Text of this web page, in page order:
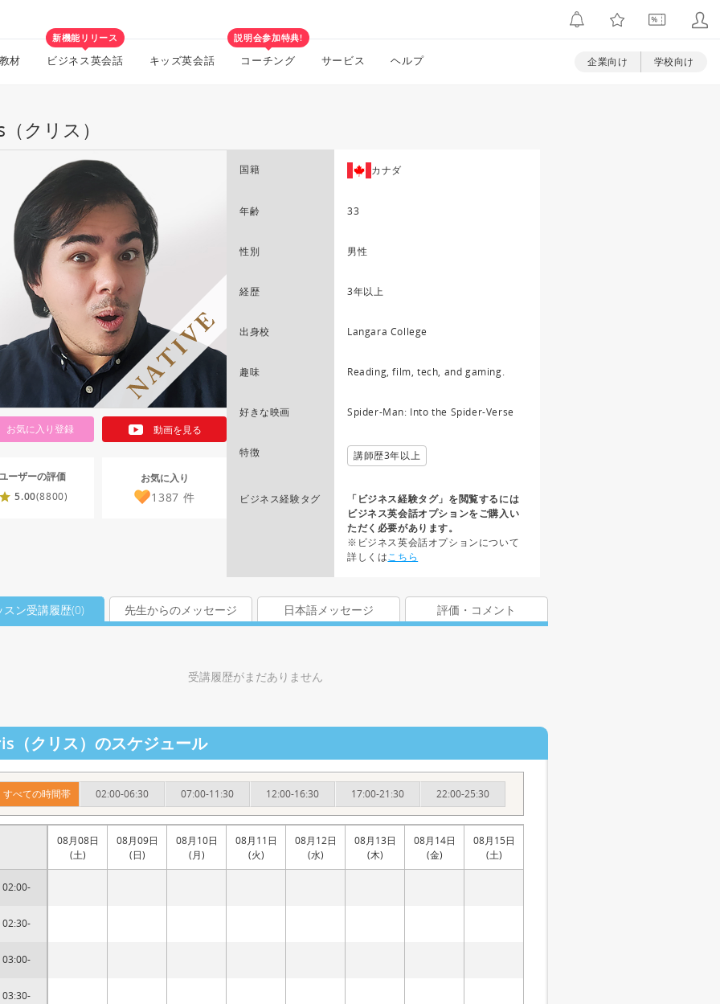
材
新機能リリース
ビジネス英会話 キッズ英会話
説明会参加特典!
コーチング サービス ヘルプ 企業向け 学校向け
クリス）
お気に入り登録 動画を見る
ーザーの評価
5.00(8800)
お気に入り
1387 件
国籍 カナダ
年齢 33
性別 男性
経歴 3年以上
出身校 Langara College
趣味 Reading, film, tech, and gaming.
好きな映画 Spider-Man: Into the Spider-Verse
特徴 講師歴3年以上
ビジネス経験タグ
「ビジネス経験タグ」を閲覧するには
ビジネス英会話オプションをご購入い
ただく必要があります。
※ビジネス英会話オプションについて
詳しくはこちら
スン受講履歴(0) 先生からのメッセージ 日本語メッセージ 評価・コメント
受講履歴がまだありません
（クリス）のスケジュール
すべての時間帯 02:00-06:30 07:00-11:30 12:00-16:30 17:00-21:30 22:00-25:30
02:00-
02:30-
03:00-
03:30-
08月08日
(土)
08月09日
(日)
08月10日
(月)
08月11日
(火)
08月12日
(水)
08月13日
(木)
08月14日
(金)
08月15日
(土)